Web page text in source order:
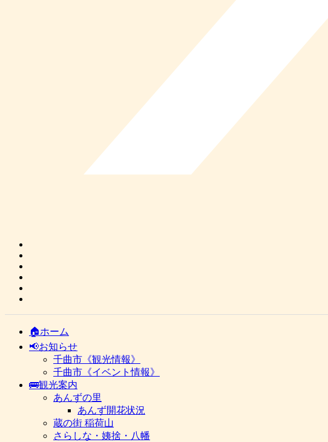
🏠ホーム
📢お知らせ
千曲市《観光情報》
千曲市《イベント情報》
🚌観光案内
あんずの里
あんず開花状況
蔵の街 稲荷山
さらしな・姨捨・八幡